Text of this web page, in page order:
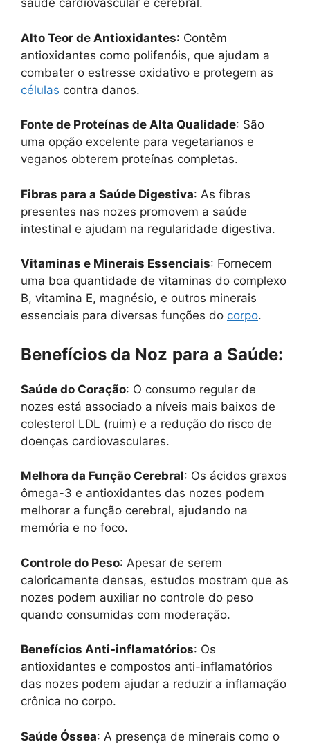
saúde cardiovascular e cerebral.
Alto Teor de Antioxidantes: Contêm
antioxidantes como polifenóis, que ajudam a
combater o estresse oxidativo e protegem as
células contra danos.
Fonte de Proteínas de Alta Qualidade: São
uma opção excelente para vegetarianos e
veganos obterem proteínas completas.
Fibras para a Saúde Digestiva: As fibras
presentes nas nozes promovem a saúde
intestinal e ajudam na regularidade digestiva.
Vitaminas e Minerais Essenciais: Fornecem
uma boa quantidade de vitaminas do complexo
B, vitamina E, magnésio, e outros minerais
essenciais para diversas funções do corpo.
Benefícios da Noz para a Saúde:
Saúde do Coração: O consumo regular de
nozes está associado a níveis mais baixos de
colesterol LDL (ruim) e a redução do risco de
doenças cardiovasculares.
Melhora da Função Cerebral: Os ácidos graxos
ômega-3 e antioxidantes das nozes podem
melhorar a função cerebral, ajudando na
memória e no foco.
Controle do Peso: Apesar de serem
caloricamente densas, estudos mostram que as
nozes podem auxiliar no controle do peso
quando consumidas com moderação.
Benefícios Anti-inflamatórios: Os
antioxidantes e compostos anti-inflamatórios
das nozes podem ajudar a reduzir a inflamação
crônica no corpo.
Saúde Óssea: A presença de minerais como o